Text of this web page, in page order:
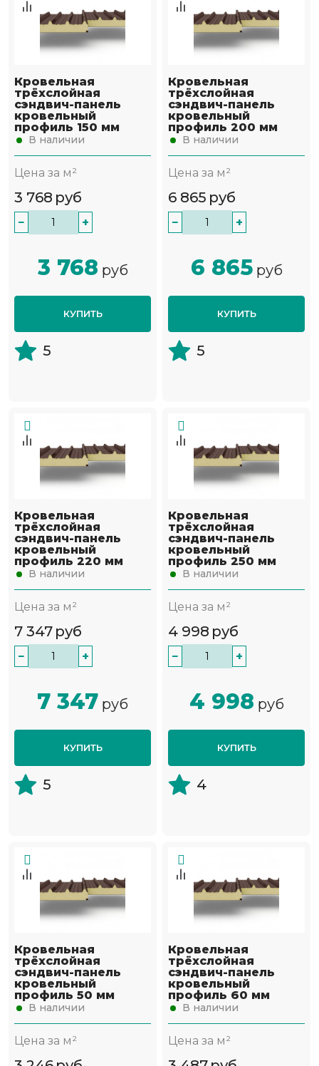
Кровельная
трёхслойная
сэндвич-панель
кровельный
профиль 150 мм
В наличии
Цена за м²
3 768 руб
− +
3 768 руб
КУПИТЬ
5
Кровельная
трёхслойная
сэндвич-панель
кровельный
профиль 200 мм
В наличии
Цена за м²
6 865 руб
− +
6 865руб
КУПИТЬ
5
Кровельная
трёхслойная
сэндвич-панель
кровельный
профиль 220 мм
В наличии
Цена за м²
7 347 руб
− +
7 347 руб
КУПИТЬ
5
Кровельная
трёхслойная
сэндвич-панель
кровельный
профиль 250 мм
В наличии
Цена за м²
4 998 руб
− +
4 998 руб
КУПИТЬ
4
Кровельная
трёхслойная
сэндвич-панель
кровельный
профиль 50 мм
В наличии
Цена за м²
Кровельная
трёхслойная
сэндвич-панель
кровельный
профиль 60 мм
В наличии
Цена за м²